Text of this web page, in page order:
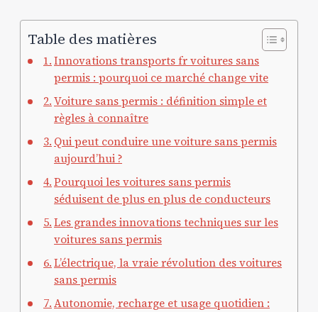
Table des matières
Innovations transports fr voitures sans
permis : pourquoi ce marché change vite
Voiture sans permis : définition simple et
règles à connaître
Qui peut conduire une voiture sans permis
aujourd’hui ?
Pourquoi les voitures sans permis
séduisent de plus en plus de conducteurs
Les grandes innovations techniques sur les
voitures sans permis
L’électrique, la vraie révolution des voitures
sans permis
Autonomie, recharge et usage quotidien :